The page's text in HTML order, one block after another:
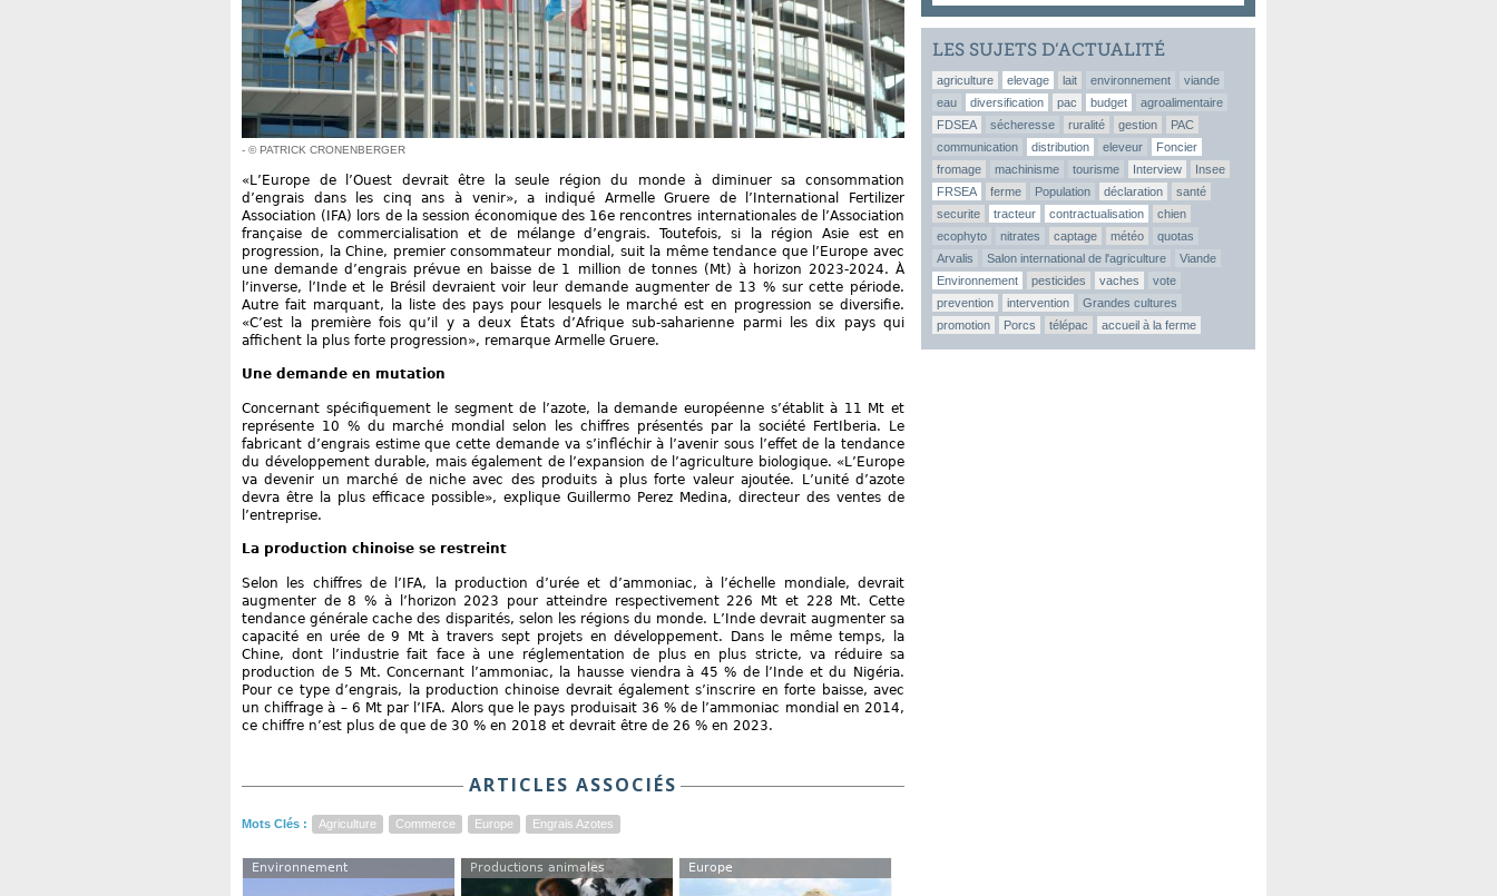
- © PATRICK CRONENBERGER
«L’Europe de l’Ouest devrait être la seule région du monde à diminuer sa consommation
d’engrais dans les cinq ans à venir», a indiqué Armelle Gruere de l’International Fertilizer
Association (IFA) lors de la session économique des 16e rencontres internationales de l’Association
française de commercialisation et de mélange d’engrais. Toutefois, si la région Asie est en
progression, la Chine, premier consommateur mondial, suit la même tendance que l’Europe avec
une demande d’engrais prévue en baisse de 1 million de tonnes (Mt) à horizon 2023-2024. À
l’inverse, l’Inde et le Brésil devraient voir leur demande augmenter de 13 % sur cette période.
Autre fait marquant, la liste des pays pour lesquels le marché est en progression se diversifie.
«C’est la première fois qu’il y a deux États d’Afrique sub-saharienne parmi les dix pays qui
affichent la plus forte progression», remarque Armelle Gruere.
Une demande en mutation
Concernant spécifiquement le segment de l’azote, la demande européenne s’établit à 11 Mt et
représente 10 % du marché mondial selon les chiffres présentés par la société FertIberia. Le
fabricant d’engrais estime que cette demande va s’infléchir à l’avenir sous l’effet de la tendance
du développement durable, mais également de l’expansion de l’agriculture biologique. «L’Europe
va devenir un marché de niche avec des produits à plus forte valeur ajoutée. L’unité d’azote
devra être la plus efficace possible», explique Guillermo Perez Medina, directeur des ventes de
l’entreprise.
La production chinoise se restreint
Selon les chiffres de l’IFA, la production d’urée et d’ammoniac, à l’échelle mondiale, devrait
augmenter de 8 % à l’horizon 2023 pour atteindre respectivement 226 Mt et 228 Mt. Cette
tendance générale cache des disparités, selon les régions du monde. L’Inde devrait augmenter sa
capacité en urée de 9 Mt à travers sept projets en développement. Dans le même temps, la
Chine, dont l’industrie fait face à une réglementation de plus en plus stricte, va réduire sa
production de 5 Mt. Concernant l’ammoniac, la hausse viendra à 45 % de l’Inde et du Nigéria.
Pour ce type d’engrais, la production chinoise devrait également s’inscrire en forte baisse, avec
un chiffrage à – 6 Mt par l’IFA. Alors que le pays produisait 36 % de l’ammoniac mondial en 2014,
ce chiffre n’est plus de que de 30 % en 2018 et devrait être de 26 % en 2023.
ARTICLES ASSOCIÉS
Mots Clés : Agriculture Commerce Europe Engrais Azotes
Environnement Productions animales Europe
LES SUJETS D’ACTUALITÉ
agriculture elevage lait environnement
viande
eau
diversification pac budget
agroalimentaire
FDSEA
sécheresse ruralité gestion
PAC
communication
distribution eleveur
Foncier
fromage
machinisme tourisme Interview
Insee
FRSEA
ferme Population déclaration
santé
securite
tracteur contractualisation
chien
ecophyto
nitrates captage météo
quotas
Arvalis
Salon international de l'agriculture
Viande
Environnement
pesticides vaches
vote
prevention
intervention
Grandes cultures
promotion
Porcs télépac accueil à la ferme